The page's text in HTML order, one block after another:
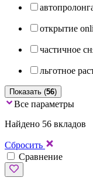
открытие
частичное
льготное
Показать (56)
Все параметры
Найдено 56 вкладов
Сбросить
Сравнение